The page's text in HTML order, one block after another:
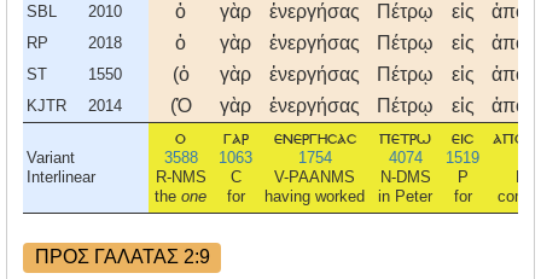
SBL 2010 ὁ γὰρ ἐνεργήσας Πέτρῳ εἰς
RP 2018 ὁ γὰρ ἐνεργήσας Πέτρῳ εἰς
ST 1550 (ὁ γὰρ ἐνεργήσας Πέτρῳ εἰς
KJTR 2014 (Ὁ γὰρ ἐνεργήσας Πέτρῳ εἰς
Variant
Interlinear
ο
3588
R-NMS
the one
γαρ
1063
C
for
ενεργησασ
1754
V-PAANMS
having worked
πετρω
4074
N-DMS
in Peter
εισ
1519
P
for
ΠΡΟΣ ΓΑΛΑΤΑΣ 2:9